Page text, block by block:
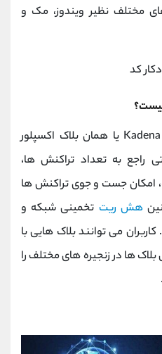
مختلف نظیر ویندوز، مک و
کد
راجع به تعداد تراکنش ها،
امکان جست و جوی تراکنش ها
هش ریت تخمینی شبکه و
می توانند بلاک هایی با
ها در زنجیره های مختلف را